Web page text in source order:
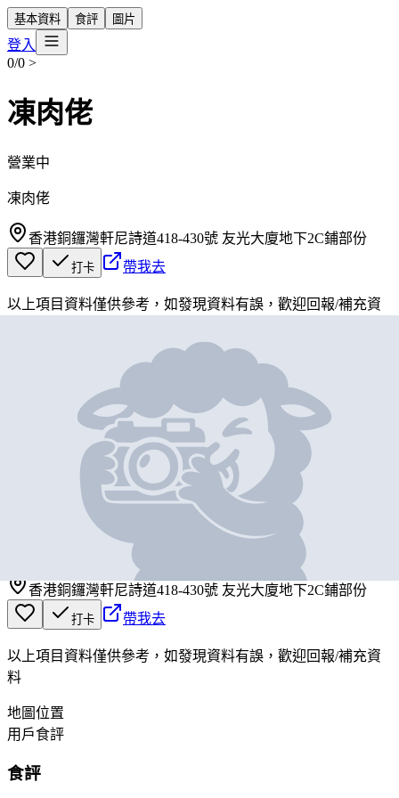
基本資料 食評 圖片
登入
0/0 >
凍肉佬
營業中
凍肉佬
香港銅鑼灣軒尼詩道418-430號 友光大廈地下2C鋪部份
打卡 帶我去
以上項目資料僅供參考，如發現資料有誤，歡迎回報/補充資
凍肉佬
香港銅鑼灣軒尼詩道418-430號 友光大廈地下2C鋪部份
打卡 帶我去
以上項目資料僅供參考，如發現資料有誤，歡迎回報/補充資
料
地圖位置
用戶食評
食評